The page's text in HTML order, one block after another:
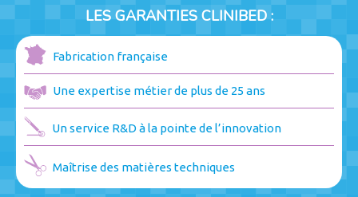
LES GARANTIES CLINIBED :
Fabrication française
Une expertise métier de plus de 25 ans
Un service R&D à la pointe de l’innovation
Maîtrise des matières techniques